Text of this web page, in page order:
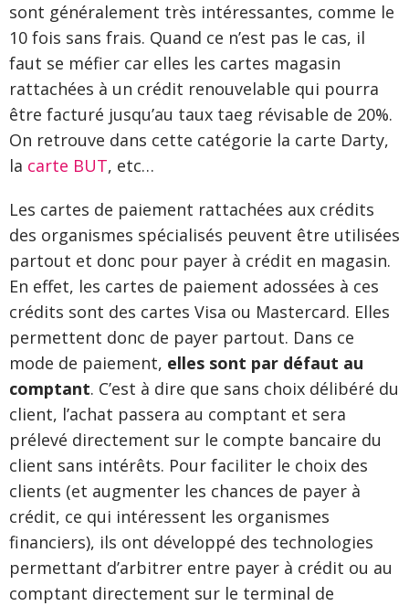
sont généralement très intéressantes, comme le
10 fois sans frais. Quand ce n’est pas le cas, il
faut se méfier car elles les cartes magasin
rattachées à un crédit renouvelable qui pourra
être facturé jusqu’au taux taeg révisable de 20%.
On retrouve dans cette catégorie la carte Darty,
la carte BUT, etc…
Les cartes de paiement rattachées aux crédits
des organismes spécialisés peuvent être utilisées
partout et donc pour payer à crédit en magasin.
En effet, les cartes de paiement adossées à ces
crédits sont des cartes Visa ou Mastercard. Elles
permettent donc de payer partout. Dans ce
mode de paiement, elles sont par défaut au
comptant. C’est à dire que sans choix délibéré du
client, l’achat passera au comptant et sera
prélevé directement sur le compte bancaire du
client sans intérêts. Pour faciliter le choix des
clients (et augmenter les chances de payer à
crédit, ce qui intéressent les organismes
financiers), ils ont développé des technologies
permettant d’arbitrer entre payer à crédit ou au
comptant directement sur le terminal de